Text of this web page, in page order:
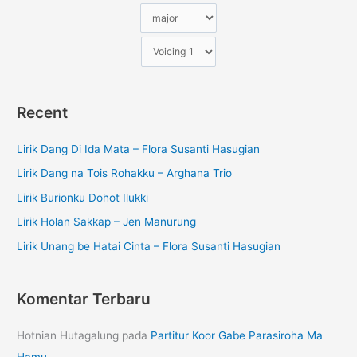
Recent
Lirik Dang Di Ida Mata – Flora Susanti Hasugian
Lirik Dang na Tois Rohakku – Arghana Trio
Lirik Burionku Dohot Ilukki
Lirik Holan Sakkap – Jen Manurung
Lirik Unang be Hatai Cinta – Flora Susanti Hasugian
Komentar Terbaru
Hotnian Hutagalung pada Partitur Koor Gabe Parasiroha Ma